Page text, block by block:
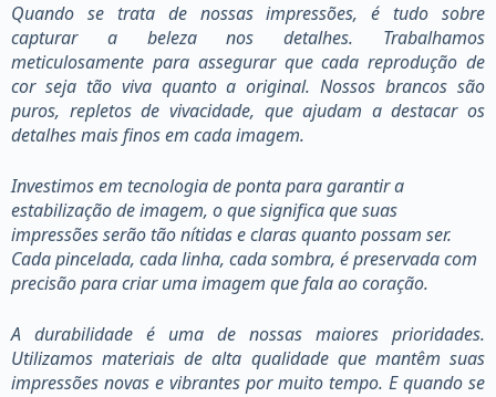
Quando se trata de nossas impressões, é tudo sobre
capturar a beleza nos detalhes. Trabalhamos
meticulosamente para assegurar que cada reprodução de
cor seja tão viva quanto a original. Nossos brancos são
puros, repletos de vivacidade, que ajudam a destacar os
detalhes mais finos em cada imagem.
Investimos em tecnologia de ponta para garantir a
estabilização de imagem, o que significa que suas
impressões serão tão nítidas e claras quanto possam ser.
Cada pincelada, cada linha, cada sombra, é preservada com
precisão para criar uma imagem que fala ao coração.
A durabilidade é uma de nossas maiores prioridades.
Utilizamos materiais de alta qualidade que mantêm suas
impressões novas e vibrantes por muito tempo. E quando se